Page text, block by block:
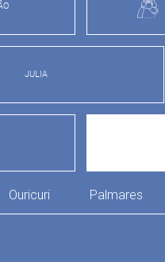
JULIA
Ouricuri Palmares